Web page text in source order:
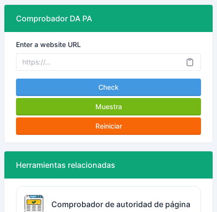
Comprobador DA PA
Enter a website URL
Check
Muestra
Reiniciar
Herramientas relacionadas
Comprobador de autoridad de página